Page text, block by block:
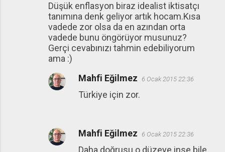
Düşük enflasyon biraz idealist iktisatçı
tanımına denk geliyor artık hocam.Kısa
vadede zor olsa da en azından orta
vadede bunu öngörüyor musunuz?
Gerçi cevabınızı tahmin edebiliyorum
ama :)
Mahfi Eğilmez 6 Ocak 2015 22:36
Türkiye için zor.
Mahfi Eğilmez 6 Ocak 2015 22:36
Daha doğrusu o düzeye inse bile